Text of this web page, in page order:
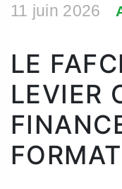
11 juin 2026
LE
LEVIER